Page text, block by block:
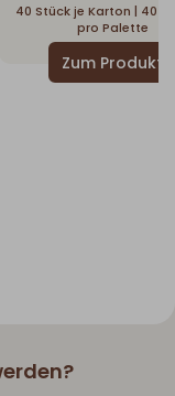
40 Stück je Karton | 40
pro Palette